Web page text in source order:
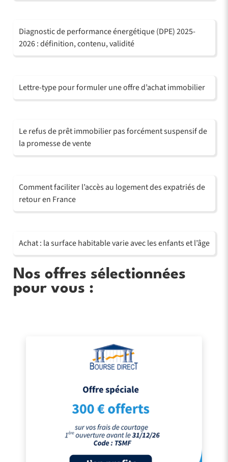
Diagnostic de performance énergétique (DPE) 2025-
2026 : définition, contenu, validité
Lettre-type pour formuler une offre d’achat immobilier
Le refus de prêt immobilier pas forcément suspensif de
la promesse de vente
Comment faciliter l’accès au logement des expatriés de
retour en France
Achat : la surface habitable varie avec les enfants et l’âge
Nos offres sélectionnées
pour vous :